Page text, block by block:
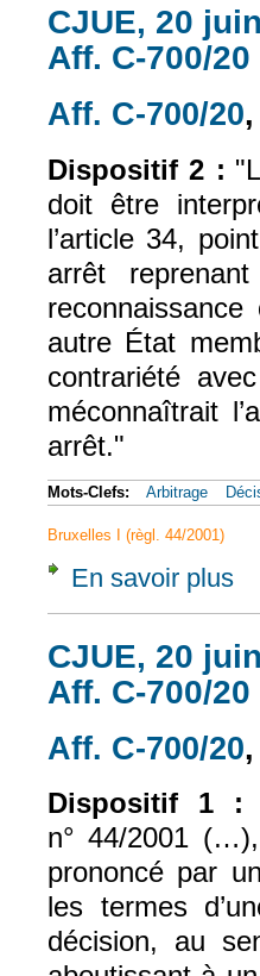
CJUE, 20
Aff. C-700/20
Aff. C-700/20,
Dispositif 2 :
doit être
l’article 34,
arrêt
reconnaissance
autre État
contrariété
méconnaîtrait
arrêt."
Mots-Clefs: Arbitrage
Bruxelles I (règl. 44/2001)
En savoir plus
CJUE, 20
Aff. C-700/20
Aff. C-700/20,
Dispositif 1 :
n° 44/2001
prononcé par
les termes
décision, au